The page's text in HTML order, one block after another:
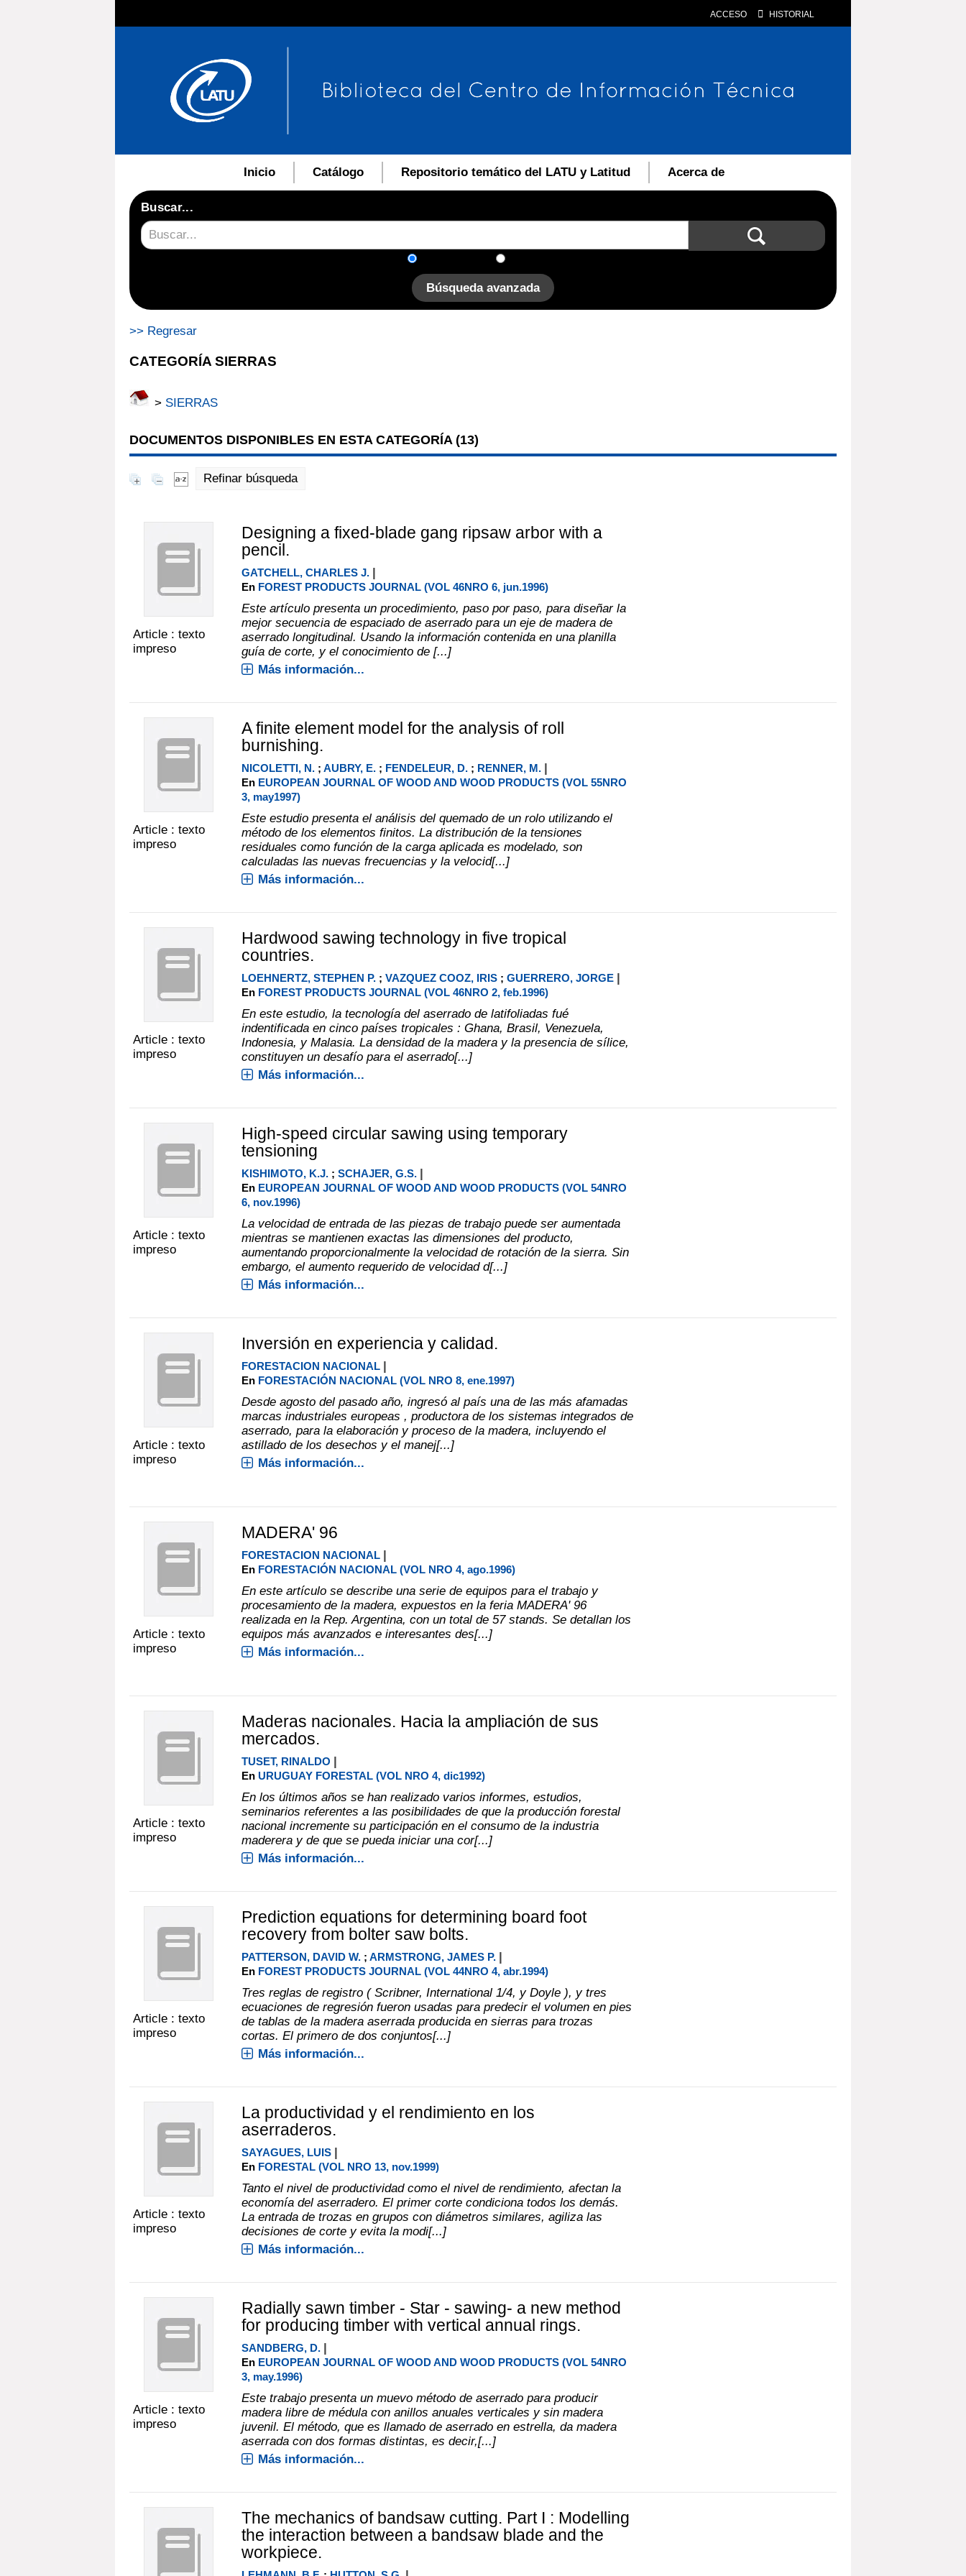
ACCESO HISTORIAL
Inicio Catálogo Repositorio temático del LATU y Latitud Acerca de
Buscar...
Búsqueda avanzada
>> Regresar
CATEGORÍA SIERRAS
> SIERRAS
DOCUMENTOS DISPONIBLES EN ESTA CATEGORÍA (13)
Refinar búsqueda
Article : texto
impreso
Designing a fixed-blade gang ripsaw arbor with a
pencil.
GATCHELL, CHARLES J. |
En FOREST PRODUCTS JOURNAL (VOL 46NRO 6, jun.1996)
Este artículo presenta un procedimiento, paso por paso, para diseñar la
mejor secuencia de espaciado de aserrado para un eje de madera de
aserrado longitudinal. Usando la información contenida en una planilla
guía de corte, y el conocimiento de [...]
Más información...
Article : texto
impreso
A finite element model for the analysis of roll
burnishing.
NICOLETTI, N.; AUBRY, E.; FENDELEUR, D.; RENNER, M. |
En EUROPEAN JOURNAL OF WOOD AND WOOD PRODUCTS (VOL 55NRO
3, may1997)
Este estudio presenta el análisis del quemado de un rolo utilizando el
método de los elementos finitos. La distribución de la tensiones
residuales como función de la carga aplicada es modelado, son
calculadas las nuevas frecuencias y la velocid[...]
Más información...
Article : texto
impreso
Hardwood sawing technology in five tropical
countries.
LOEHNERTZ, STEPHEN P.; VAZQUEZ COOZ, IRIS; GUERRERO, JORGE |
En FOREST PRODUCTS JOURNAL (VOL 46NRO 2, feb.1996)
En este estudio, la tecnología del aserrado de latifoliadas fué
indentificada en cinco países tropicales : Ghana, Brasil, Venezuela,
Indonesia, y Malasia. La densidad de la madera y la presencia de sílice,
constituyen un desafío para el aserrado[...]
Más información...
Article : texto
impreso
High-speed circular sawing using temporary
tensioning
KISHIMOTO, K.J.; SCHAJER, G.S. |
En EUROPEAN JOURNAL OF WOOD AND WOOD PRODUCTS (VOL 54NRO
6, nov.1996)
La velocidad de entrada de las piezas de trabajo puede ser aumentada
mientras se mantienen exactas las dimensiones del producto,
aumentando proporcionalmente la velocidad de rotación de la sierra. Sin
embargo, el aumento requerido de velocidad d[...]
Más información...
Article : texto
impreso
Inversión en experiencia y calidad.
FORESTACION NACIONAL |
En FORESTACIÓN NACIONAL (VOL NRO 8, ene.1997)
Desde agosto del pasado año, ingresó al país una de las más afamadas
marcas industriales europeas , productora de los sistemas integrados de
aserrado, para la elaboración y proceso de la madera, incluyendo el
astillado de los desechos y el manej[...]
Más información...
Article : texto
impreso
MADERA' 96
FORESTACION NACIONAL |
En FORESTACIÓN NACIONAL (VOL NRO 4, ago.1996)
En este artículo se describe una serie de equipos para el trabajo y
procesamiento de la madera, expuestos en la feria MADERA' 96
realizada en la Rep. Argentina, con un total de 57 stands. Se detallan los
equipos más avanzados e interesantes des[...]
Más información...
Article : texto
impreso
Maderas nacionales. Hacia la ampliación de sus
mercados.
TUSET, RINALDO |
En URUGUAY FORESTAL (VOL NRO 4, dic1992)
En los últimos años se han realizado varios informes, estudios,
seminarios referentes a las posibilidades de que la producción forestal
nacional incremente su participación en el consumo de la industria
maderera y de que se pueda iniciar una cor[...]
Más información...
Article : texto
impreso
Prediction equations for determining board foot
recovery from bolter saw bolts.
PATTERSON, DAVID W.; ARMSTRONG, JAMES P. |
En FOREST PRODUCTS JOURNAL (VOL 44NRO 4, abr.1994)
Tres reglas de registro ( Scribner, International 1/4, y Doyle ), y tres
ecuaciones de regresión fueron usadas para predecir el volumen en pies
de tablas de la madera aserrada producida en sierras para trozas
cortas. El primero de dos conjuntos[...]
Más información...
Article : texto
impreso
La productividad y el rendimiento en los
aserraderos.
SAYAGUES, LUIS |
En FORESTAL (VOL NRO 13, nov.1999)
Tanto el nivel de productividad como el nivel de rendimiento, afectan la
economía del aserradero. El primer corte condiciona todos los demás.
La entrada de trozas en grupos con diámetros similares, agiliza las
decisiones de corte y evita la modi[...]
Más información...
Article : texto
impreso
Radially sawn timber - Star - sawing- a new method
for producing timber with vertical annual rings.
SANDBERG, D. |
En EUROPEAN JOURNAL OF WOOD AND WOOD PRODUCTS (VOL 54NRO
3, may.1996)
Este trabajo presenta un muevo método de aserrado para producir
madera libre de médula con anillos anuales verticales y sin madera
juvenil. El método, que es llamado de aserrado en estrella, da madera
aserrada con dos formas distintas, es decir,[...]
Más información...
The mechanics of bandsaw cutting. Part I : Modelling
the interaction between a bandsaw blade and the
workpiece.